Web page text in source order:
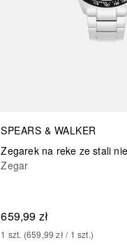
SPEARS & WALKER
Zegar
659,99 zł
1 szt. (659,99 zł / 1 szt.)